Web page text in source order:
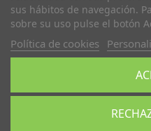
sus hábitos de navegación.
sobre su uso pulse el botón
Política de cookies